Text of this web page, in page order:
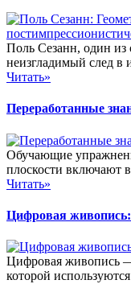
Поль Сезанн, один из
неизгладимый след в
Читать»
Переработанные
Обучающие
плоскости включают
Читать»
Цифровая
Цифровая живопись —
которой